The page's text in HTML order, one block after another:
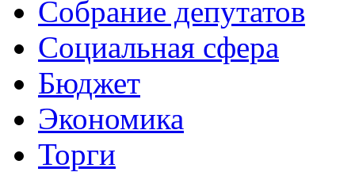
Собрание депутатов
Социальная сфера
Бюджет
Экономика
Торги